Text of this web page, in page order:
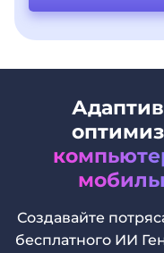
Создавайте
бесплатного ИИ